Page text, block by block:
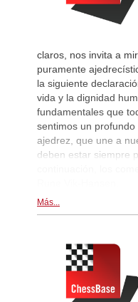
claros, nos invita a
puramente
la siguiente
vida y la dignidad
fundamentales que
sentimos un
ajedrez, que une a
deben estar siempre
Más...